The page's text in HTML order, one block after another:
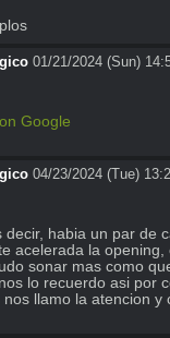
01/21/2024 (Sun)
Google
04/23/2024 (Tue)
decir, habia un par de
acelerada la opening,
sonar mas como
lo recuerdo asi por
llamo la atencion y